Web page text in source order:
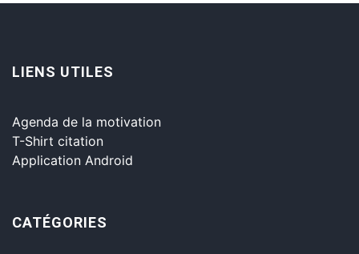
LIENS UTILES
Agenda de la motivation
T-Shirt citation
Application Android
CATÉGORIES